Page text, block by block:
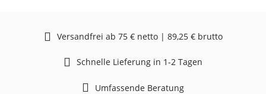
Versandfrei ab 75 € netto | 89,25 € brutto
Schnelle Lieferung in 1-2 Tagen
Umfassende Beratung